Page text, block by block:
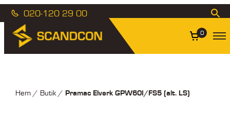
020-120 29 00
0
Hem/ Butik/ Pramac Elverk GPW60I/FS5 (alt. LS)